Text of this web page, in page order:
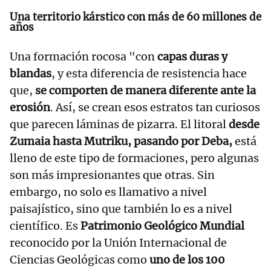
Una territorio kárstico con más de 60 millones de
años
Una formación rocosa "concapas duras y
blandas, y esta diferencia de resistencia hace
que, se comporten de manera diferente ante la
erosión. Así, se crean esos estratos tan curiosos
que parecen láminas de pizarra. El litoraldesde
Zumaia hasta Mutriku, pasando por Deba,está
lleno de este tipo de formaciones, pero algunas
son más impresionantes que otras. Sin
embargo, no solo es llamativo a nivel
paisajístico, sino que también lo es a nivel
científico. EsPatrimonio Geológico Mundial
reconocido por la Unión Internacional de
Ciencias Geológicas como uno de los 100